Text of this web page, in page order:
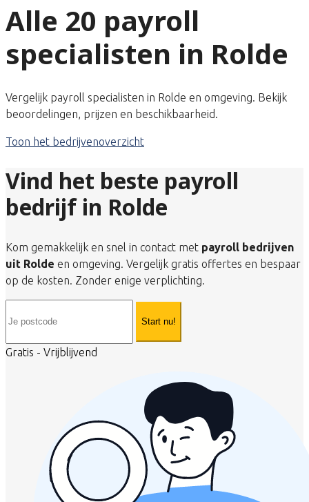
Alle 20 payroll
specialisten in Rolde
Vergelijk payroll specialisten in Rolde en omgeving. Bekijk
beoordelingen, prijzen en beschikbaarheid.
Toon het bedrijvenoverzicht
Vind het beste payroll
bedrijf in Rolde
Kom gemakkelijk en snel in contact met payroll bedrijven
uit Rolde en omgeving. Vergelijk gratis offertes en bespaar
op de kosten. Zonder enige verplichting.
Start nu!
Gratis - Vrijblijvend